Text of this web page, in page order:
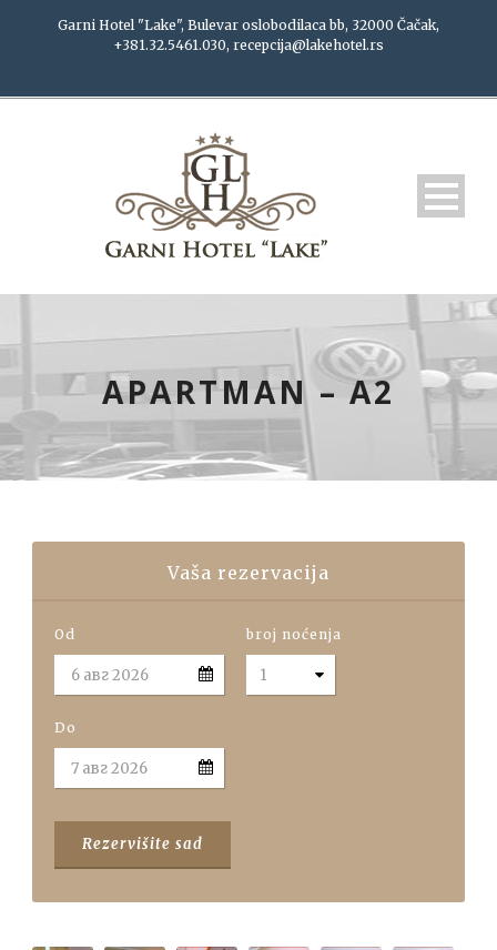
Garni Hotel "Lake", Bulevar oslobodilaca bb, 32000 Čačak,
+381.32.5461.030, recepcija@lakehotel.rs
APARTMAN – A2
Vaša rezervacija
Od broj noćenja
Do